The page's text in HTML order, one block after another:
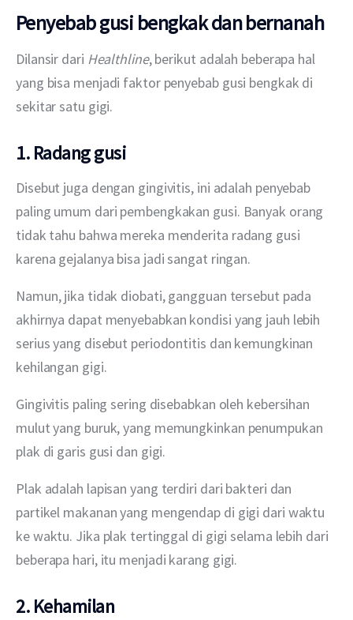
Penyebab gusi bengkak dan bernanah
Dilansir dari Healthline, berikut adalah beberapa hal
yang bisa menjadi faktor penyebab gusi bengkak di
sekitar satu gigi.
1. Radang gusi
Disebut juga dengan gingivitis, ini adalah penyebab
paling umum dari pembengkakan gusi. Banyak orang
tidak tahu bahwa mereka menderita radang gusi
karena gejalanya bisa jadi sangat ringan.
Namun, jika tidak diobati, gangguan tersebut pada
akhirnya dapat menyebabkan kondisi yang jauh lebih
serius yang disebut periodontitis dan kemungkinan
kehilangan gigi.
Gingivitis paling sering disebabkan oleh kebersihan
mulut yang buruk, yang memungkinkan penumpukan
plak di garis gusi dan gigi.
Plak adalah lapisan yang terdiri dari bakteri dan
partikel makanan yang mengendap di gigi dari waktu
ke waktu. Jika plak tertinggal di gigi selama lebih dari
beberapa hari, itu menjadi karang gigi.
2. Kehamilan